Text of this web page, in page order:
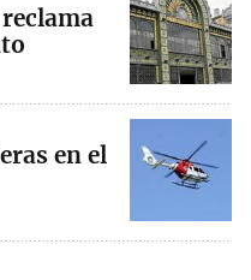
en el